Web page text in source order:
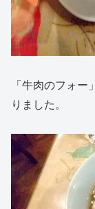
「牛肉のフォ
りました。